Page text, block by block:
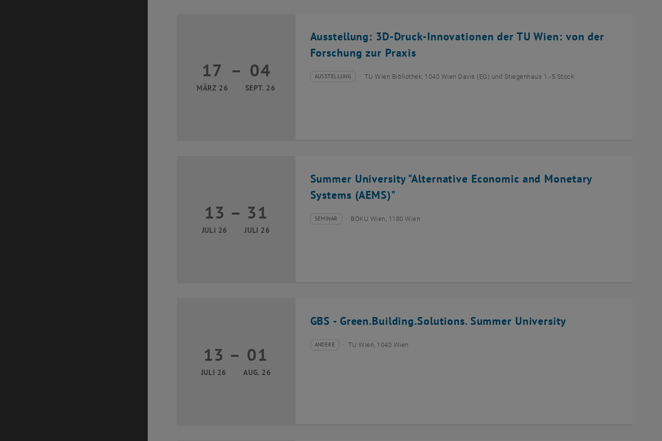
Ausstellung: 3D-Druck-Innovationen der TU Wien: von der
Forschung zur Praxis
17
MÄRZ 26
17 März 2026 bis 04 September 2026
– 04
SEPT. 26
Veranstaltungstyp:
AUSSTELLUNG
Veranstaltungsort: TU Wien Bibliothek, 1040 Wien Davis (EG) und Stiegenhaus 1.-5.Stock
Summer University "Alternative Economic and Monetary
Systems (AEMS)"
13
JULI 26
13 Juli 2026 bis 31 Juli 2026
– 31
JULI 26
Veranstaltungstyp:
SEMINAR
Veranstaltungsort:BOKU Wien, 1180 Wien
GBS - Green.Building.Solutions. Summer University
13
JULI 26
13 Juli 2026 bis 01 August 2026
– 01
AUG. 26
Veranstaltungstyp:
ANDERE
Veranstaltungsort:TU Wien, 1040 Wien